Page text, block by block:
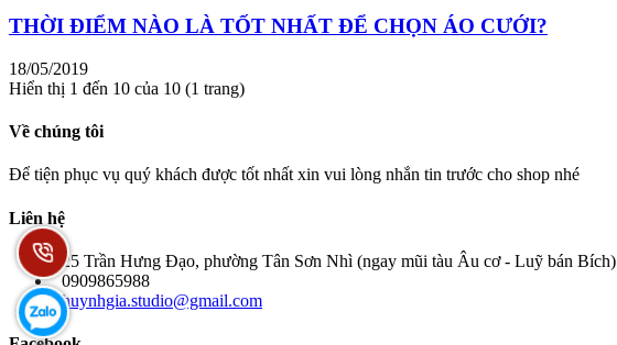
THỜI ĐIỂM NÀO LÀ TỐT NHẤT ĐỂ CHỌN ÁO CƯỚI?
18/05/2019
Hiển thị 1 đến 10 của 10 (1 trang)
Về chúng tôi
Để tiện phục vụ quý khách được tốt nhất xin vui lòng nhắn tin trước cho shop nhé
Liên hệ
25 Trần Hưng Đạo, phường Tân Sơn Nhì (ngay mũi tàu Âu cơ - Luỹ bán Bích)
0909865988
huynhgia.studio@gmail.com